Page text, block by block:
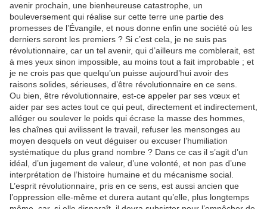
avenir prochain, une bienheureuse catastrophe, un
bouleversement qui réalise sur cette terre une partie des
promesses de l’Évangile, et nous donne enfin une société où les
derniers seront les premiers ? Si c’est cela, je ne suis pas
révolutionnaire, car un tel avenir, qui d’ailleurs me comblerait, est
à mes yeux sinon impossible, au moins tout a fait improbable ; et
je ne crois pas que quelqu’un puisse aujourd’hui avoir des
raisons solides, sérieuses, d’être révolutionnaire en ce sens.
Ou bien, être révolutionnaire, est-ce appeler par ses vœux et
aider par ses actes tout ce qui peut, directement et indirectement,
alléger ou soulever le poids qui écrase la masse des hommes,
les chaînes qui avilissent le travail, refuser les mensonges au
moyen desquels on veut déguiser ou excuser l’humiliation
systématique du plus grand nombre ? Dans ce cas il s’agit d’un
idéal, d’un jugement de valeur, d’une volonté, et non pas d’une
interprétation de l’histoire humaine et du mécanisme social.
L’esprit révolutionnaire, pris en ce sens, est aussi ancien que
l’oppression elle-même et durera autant qu’elle, plus longtemps